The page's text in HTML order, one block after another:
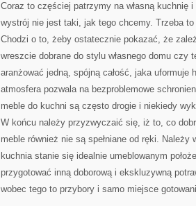
Coraz to częściej patrzymy na własną kuchnię
wystrój nie jest taki, jak tego chcemy. Trzeba
Chodzi o to, żeby ostatecznie pokazać, że
wreszcie dobrane do stylu własnego domu czy
aranżować jedną, spójną całość, jaka
atmosfera pozwala na bezproblemowe
meble do kuchni są często drogie i niekiedy
W końcu należy przyzwyczaić się, iż to, co
meble również nie są spełniane od ręki.
kuchnia stanie się idealnie umeblowanym
przygotować inną doborową i ekskluzywną
wobec tego to przybory i samo miejsce